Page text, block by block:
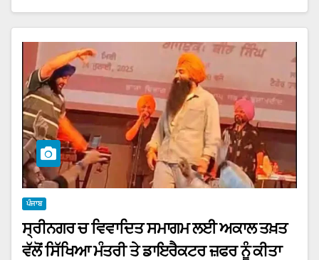
ਪੰਜਾਬ
ਸ੍ਰੀਨਗਰ ਚ ਵਿਵਾਦਿਤ ਸਮਾਗਮ ਲਈ ਅਕਾਲ ਤਖ਼ਤ
ਵੱਲੋਂ ਸਿੱਖਿਆ ਮੰਤਰੀ ਤੇ ਡਾਇਰੈਕਟਰ ਜ਼ਫਰ ਨੂੰ ਕੀਤਾ